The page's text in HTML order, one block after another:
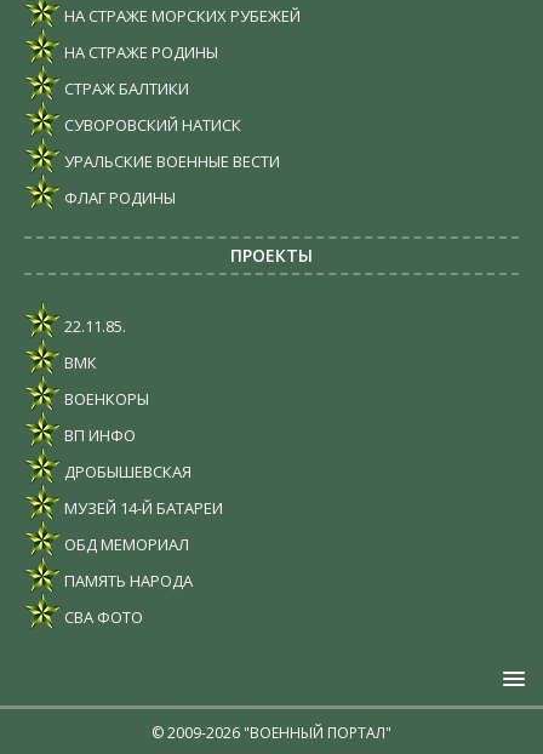
НА СТРАЖЕ МОРСКИХ РУБЕЖЕЙ
НА СТРАЖЕ РОДИНЫ
СТРАЖ БАЛТИКИ
СУВОРОВСКИЙ НАТИСК
УРАЛЬСКИЕ ВОЕННЫЕ ВЕСТИ
ФЛАГ РОДИНЫ
ПРОЕКТЫ
22.11.85.
ВМК
ВОЕНКОРЫ
ВП ИНФО
ДРОБЫШЕВСКАЯ
МУЗЕЙ 14-Й БАТАРЕИ
ОБД МЕМОРИАЛ
ПАМЯТЬ НАРОДА
СВА ФОТО
© 2009-2026 "ВОЕННЫЙ ПОРТАЛ"